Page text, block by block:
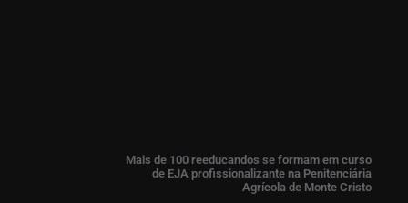
Mais de 100 reeducandos se formam em curso
de EJA profissionalizante na Penitenciária
Agrícola de Monte Cristo